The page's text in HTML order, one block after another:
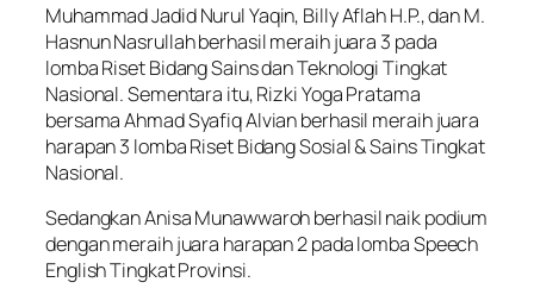
Muhammad Jadid Nurul Yaqin, Billy Aflah H.P., dan M.
Hasnun Nasrullah berhasil meraih juara 3 pada
lomba Riset Bidang Sains dan Teknologi Tingkat
Nasional. Sementara itu, Rizki Yoga Pratama
bersama Ahmad Syafiq Alvian berhasil meraih juara
harapan 3 lomba Riset Bidang Sosial & Sains Tingkat
Nasional.
Sedangkan Anisa Munawwaroh berhasil naik podium
dengan meraih juara harapan 2 pada lomba Speech
English Tingkat Provinsi.